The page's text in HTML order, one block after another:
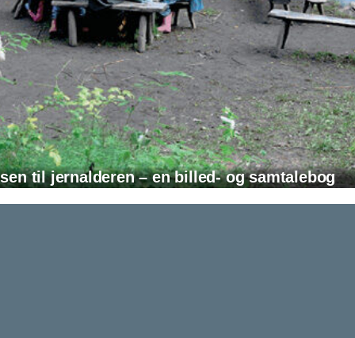
til jernalderen – en billed- og samtalebog